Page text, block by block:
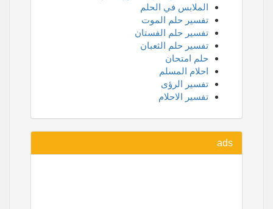
الملابس في الحلم
تفسير حلم الموت
تفسير حلم الفستان
تفسير حلم الثعبان
حلم امتحان
احلام المسلم
تفسير الرؤى
تفسير الاحلام
ads